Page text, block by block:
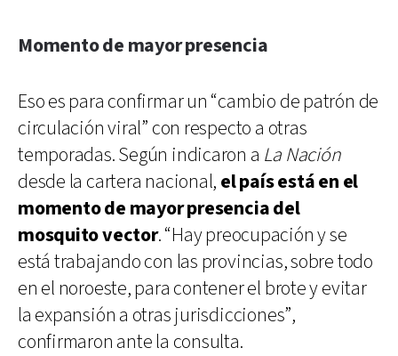
Momento de mayor presencia
Eso es para confirmar un “cambio de patrón de
circulación viral” con respecto a otras
temporadas. Según indicaron a La Nación
desde la cartera nacional, el país está en el
momento de mayor presencia del
mosquito vector. “Hay preocupación y se
está trabajando con las provincias, sobre todo
en el noroeste, para contener el brote y evitar
la expansión a otras jurisdicciones”,
confirmaron ante la consulta.